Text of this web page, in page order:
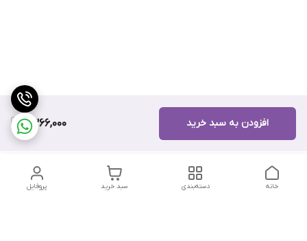
9,366,000 افزودن به سبد خرید
پروفایل سبد خرید دسته‌بندی خانه